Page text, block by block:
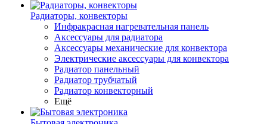
Радиаторы, конвекторы
Инфракрасная нагревательная панель
Аксессуары для радиатора
Аксессуары механические для конвектора
Электрические аксессуары для конвектора
Радиатор панельный
Радиатор трубчатый
Радиатор конвекторный
Ещё